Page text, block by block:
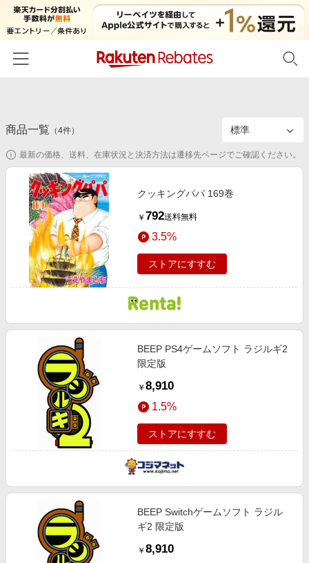
カテゴリー一覧
百貨店・総合ECモール
ファッション・インナー・小物
食品・スイーツ・お酒
日用品・キッチン用品
コスメ・健康・医薬品
キッズ・ベビー用品
家電・PC・スマホ・カメラ
スポーツ・アウトドア・ゴルフ
インテリア・寝具
ペット・花・DIY・車
旅行・レジャー・ホテル予約
生活・お役立ち
金融・マネー・保険
ビジネス・その他サービス
イベント一覧
リーベイツ注目ストア
初回購入者限定特典
対象ストア新規限定特典
新着ストアのご紹介
電子書籍特集
楽天サービス特集
旅行特集
わくわく夏特集
とことん買い物チャレンジ
Apple公式サイト×楽天カード分割払い
Qoo10メガポ
Samsung ボーナスキャンペーン
週末の高還元 夏の長期版
ヘルプ
友達紹介
楽天IDでログイン/会員登録
商品一覧 （4件）
最新の価格、送料、在庫状況と決済方法は遷移先ページでご確認ください。
クッキングパパ 169巻
￥ 792送料無料
3.5%
ストアにすすむ
BEEP PS4ゲームソフト ラジルギ2
限定版
￥ 8,910
1.5%
ストアにすすむ
BEEP Switchゲームソフト ラジル
ギ2 限定版
￥ 8,910